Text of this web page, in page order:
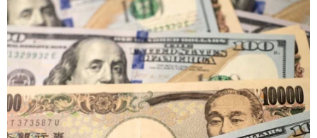
25/09/2021 07:34
Hướng dẫn nhằm hạn chế đến mức thấp nhất các ca
mắc và tử vong do COVID-19, bảo vệ tối đa sức khỏe,
tính mạng người dân; khôi phục và phát triển kinh tế-xã
hội.